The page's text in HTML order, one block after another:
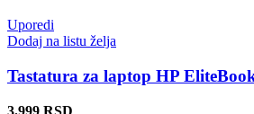
Uporedi
Dodaj na listu želja
Tastatura za laptop HP
3.999 RSD